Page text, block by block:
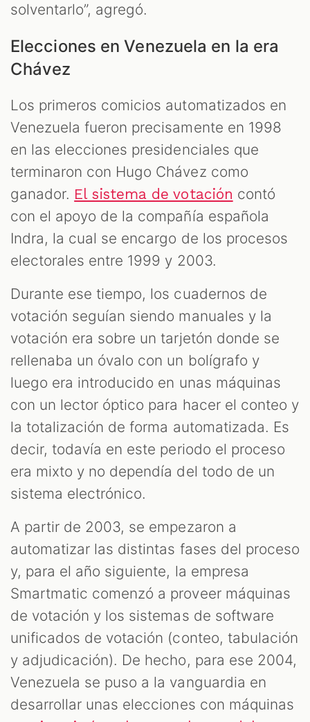
solventarlo”, agregó.
Elecciones en Venezuela en la era
Chávez
Los primeros comicios automatizados en
Venezuela fueron precisamente en 1998
en las elecciones presidenciales que
terminaron con Hugo Chávez como
ganador. El sistema de votación contó
con el apoyo de la compañía española
Indra, la cual se encargo de los procesos
electorales entre 1999 y 2003.
Durante ese tiempo, los cuadernos de
votación seguían siendo manuales y la
votación era sobre un tarjetón donde se
rellenaba un óvalo con un bolígrafo y
luego era introducido en unas máquinas
con un lector óptico para hacer el conteo y
la totalización de forma automatizada. Es
decir, todavía en este periodo el proceso
era mixto y no dependía del todo de un
sistema electrónico.
A partir de 2003, se empezaron a
automatizar las distintas fases del proceso
y, para el año siguiente, la empresa
Smartmatic comenzó a proveer máquinas
de votación y los sistemas de software
unificados de votación (conteo, tabulación
y adjudicación). De hecho, para ese 2004,
Venezuela se puso a la vanguardia en
desarrollar unas elecciones con máquinas